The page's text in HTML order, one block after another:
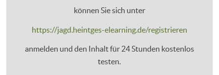
können Sie sich unter
https://jagd.heintges-elearning.de/registrieren
anmelden und den Inhalt für 24 Stunden kostenlos
testen.